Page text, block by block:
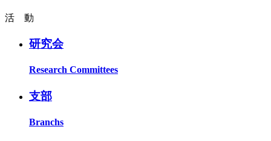
活 動
研究会
Research Committees
支部
Branchs